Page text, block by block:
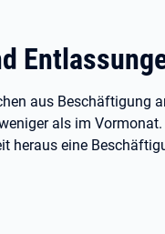
aus Beschäftigung
als im
heraus eine